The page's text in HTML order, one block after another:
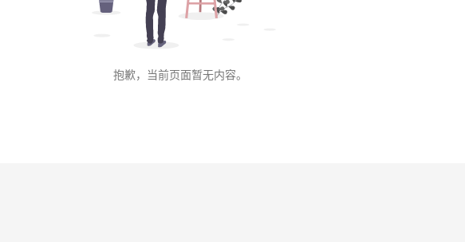
抱歉，当前页面暂无内容。